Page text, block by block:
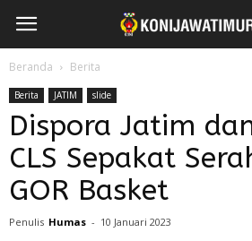
Beranda Berita
Berita JATIM slide
Dispora Jatim
CLS Sepakat
GOR Basket
Penulis Humas - 10 Januari 2023